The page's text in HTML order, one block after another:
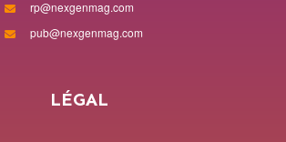
rp@nexgenmag.com
pub@nexgenmag.com
LÉGAL